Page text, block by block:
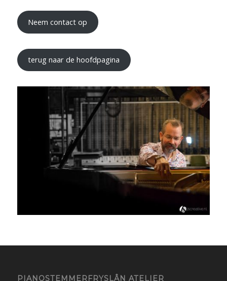
Neem contact op
terug naar de hoofdpagina
PIANOSTEMMERFRYSLÂN ATELIER